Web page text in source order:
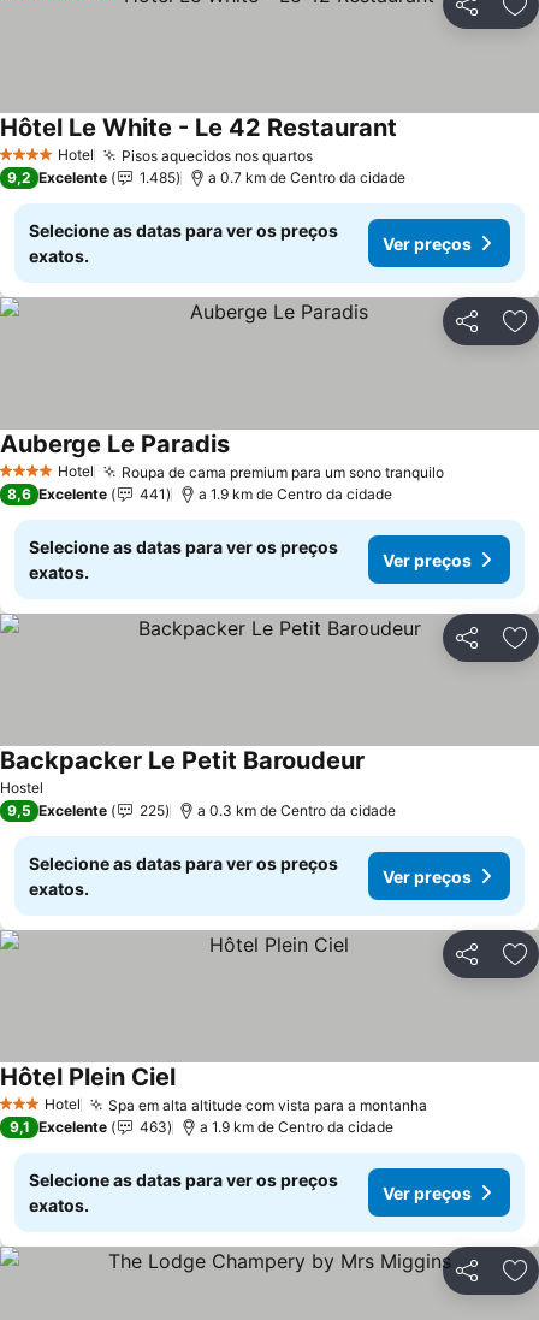
Partilhar
4 EstrelasHotel Pisos aquecidos nos quartosVer preços
Hôtel Le White - Le 42 Restaurant
9,2 Excelente 1.485 a 0.7 km de Centro da cidade
Selecione as datas para ver os preços
exatos.
Ver preços
Partilhar
4 EstrelasHotel Roupa de cama premium para um sono tranquiloVer
Auberge Le ParadisVer preços
8,6 Excelente 441 a 1.9 km de Centro da cidade
Selecione as datas para ver os preços
exatos.
Ver preços
Partilhar
Hostel
Backpacker Le Petit Baroudeur
9,5 Excelente 225 a 0.3 km de Centro da cidade
Selecione as datas para ver os preços
exatos.
Ver preços
Partilhar
3 EstrelasHotel Spa em alta altitude com vista para a montanha
Hôtel Plein CielVer preços
9,1 Excelente 463 a 1.9 km de Centro da cidade
Selecione as datas para ver os preços
exatos.
Ver preços
Partilhar